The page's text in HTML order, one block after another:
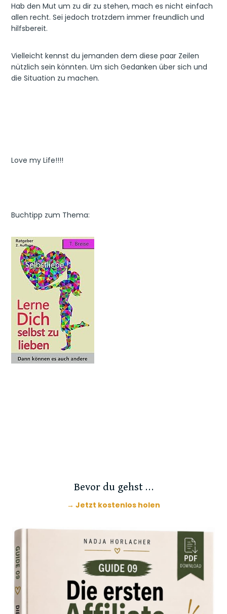
Hab den Mut um zu dir zu stehen, mach es nicht einfach
allen recht. Sei jedoch trotzdem immer freundlich und
hilfsbereit.
Vielleicht kennst du jemanden dem diese paar Zeilen
nützlich sein könnten. Um sich Gedanken über sich und
die Situation zu machen.
Love my Life!!!!
Buchtipp zum Thema:
Bevor du gehst …
→ Jetzt kostenlos holen